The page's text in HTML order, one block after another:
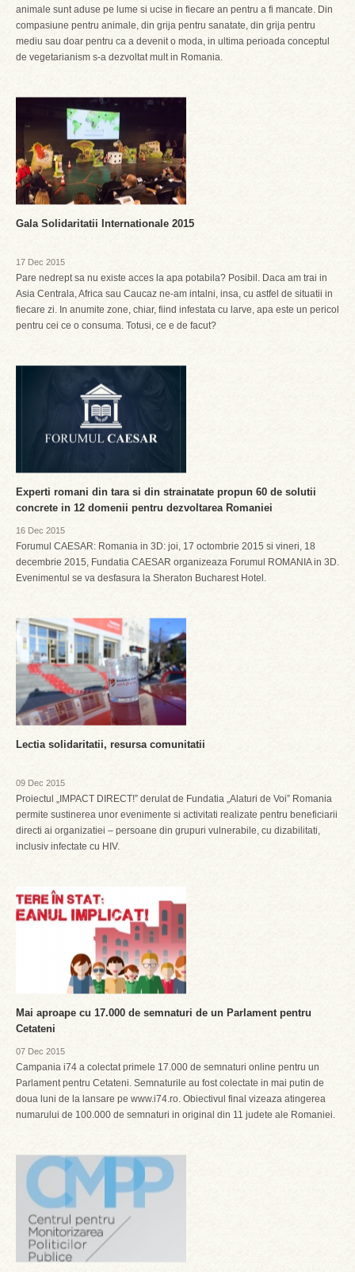
animale sunt aduse pe lume si ucise in fiecare an pentru a fi mancate. Din
compasiune pentru animale, din grija pentru sanatate, din grija pentru
mediu sau doar pentru ca a devenit o moda, in ultima perioada conceptul
de vegetarianism s-a dezvoltat mult in Romania.
Gala Solidaritatii Internationale 2015
17 Dec 2015
Pare nedrept sa nu existe acces la apa potabila? Posibil. Daca am trai in
Asia Centrala, Africa sau Caucaz ne-am intalni, insa, cu astfel de situatii in
fiecare zi. In anumite zone, chiar, fiind infestata cu larve, apa este un pericol
pentru cei ce o consuma. Totusi, ce e de facut?
Experti romani din tara si din strainatate propun 60 de solutii
concrete in 12 domenii pentru dezvoltarea Romaniei
16 Dec 2015
Forumul CAESAR: Romania in 3D: joi, 17 octombrie 2015 si vineri, 18
decembrie 2015, Fundatia CAESAR organizeaza Forumul ROMANIA in 3D.
Evenimentul se va desfasura la Sheraton Bucharest Hotel.
Lectia solidaritatii, resursa comunitatii
09 Dec 2015
Proiectul „IMPACT DIRECT!” derulat de Fundatia „Alaturi de Voi” Romania
permite sustinerea unor evenimente si activitati realizate pentru beneficiarii
directi ai organizatiei – persoane din grupuri vulnerabile, cu dizabilitati,
inclusiv infectate cu HIV.
Mai aproape cu 17.000 de semnaturi de un Parlament pentru
Cetateni
07 Dec 2015
Campania i74 a colectat primele 17.000 de semnaturi online pentru un
Parlament pentru Cetateni. Semnaturile au fost colectate in mai putin de
doua luni de la lansare pe www.i74.ro. Obiectivul final vizeaza atingerea
numarului de 100.000 de semnaturi in original din 11 judete ale Romaniei.